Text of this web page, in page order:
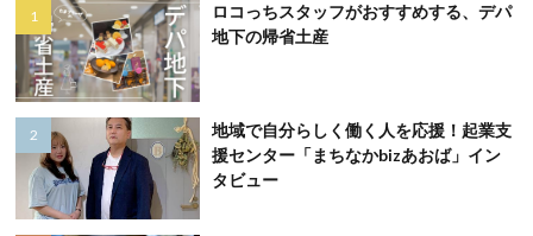
ロコっちスタッフがおすすめする、デパ
地下の帰省土産
地域で自分らしく働く人を応援！起業支
援センター「まちなかbizあおば」イン
タビュー